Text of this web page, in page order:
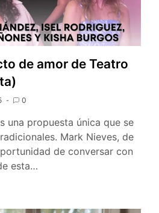
de amor de Teatro
0
una propuesta única que se
Mark Nieves, de
de conversar con
esta…